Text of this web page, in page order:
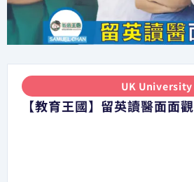
UK University
【教育王國】留英讀醫面面觀